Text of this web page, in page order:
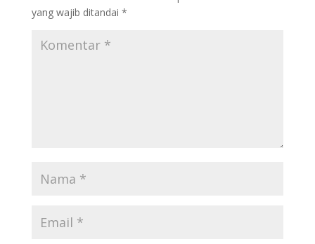
yang wajib ditandai *